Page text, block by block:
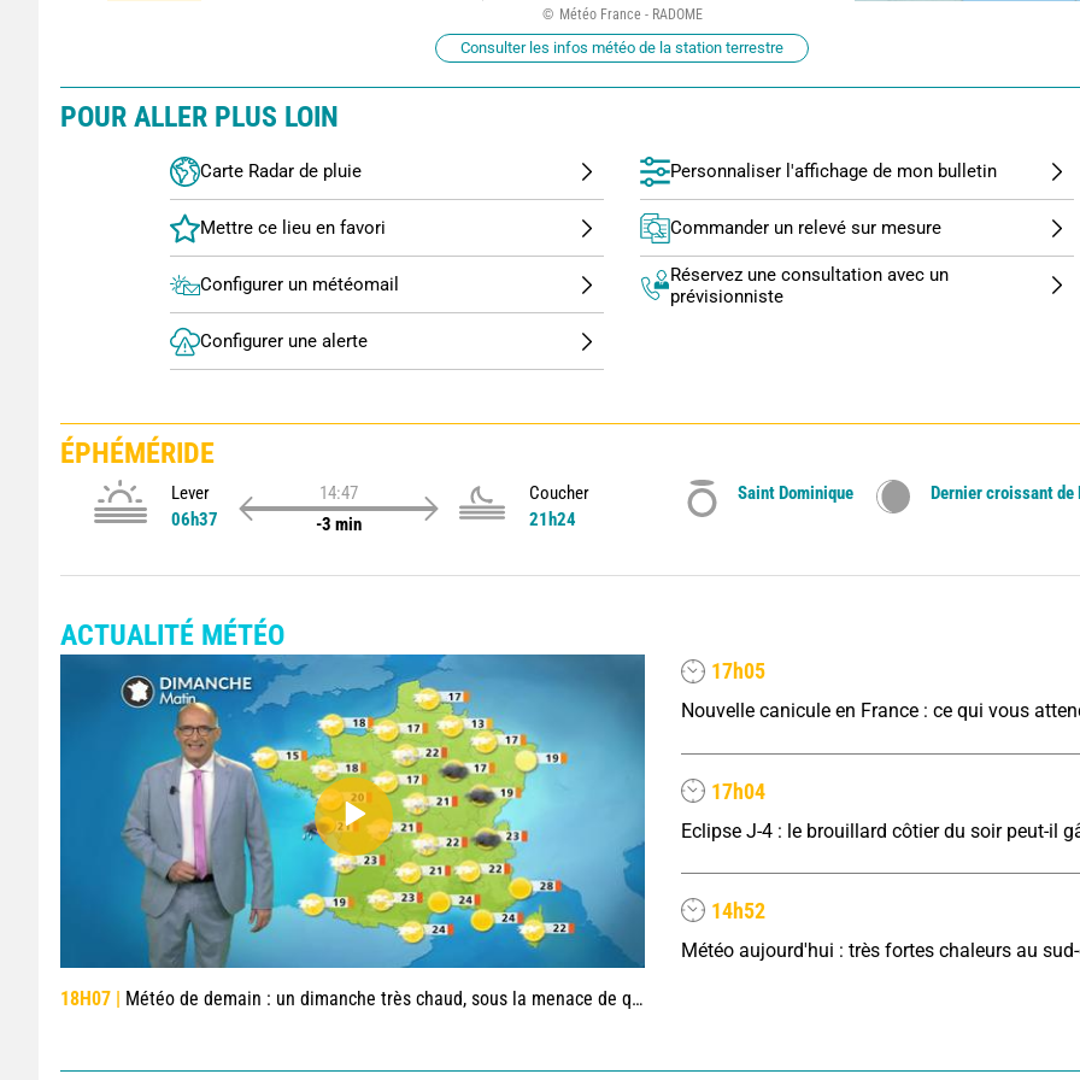
Météo France - RADOME
Consulter les infos météo de la station terrestre
POUR ALLER PLUS LOIN
Carte Radar de pluie
Configurer un météomail
Configurer une alerte
Personnaliser l'affichage de mon bulletin
Commander un relevé sur mesure
Réservez une consultation avec un
prévisionniste
ÉPHÉMÉRIDE
Lever
06h37
14:47
-3 min
Coucher
21h24
Saint Dominique Dernier croissant de
ACTUALITÉ MÉTÉO
18H07 | Météo de demain : un dimanche très chaud, sous la menace de quelques orages
17h05
Nouvelle canicule en France : ce qui vous
17h04
14h52